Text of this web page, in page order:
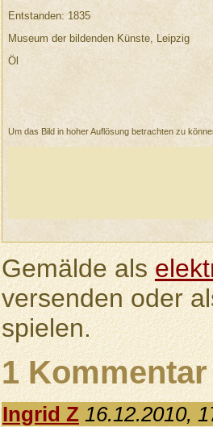
Entstanden: 1835
Museum der bildenden Künste, Leipzig
Öl
Um das Bild in hoher Auflösung betrachten zu
Gemälde als
versenden oder
spielen.
1
Ingrid Z 16.12.2010,